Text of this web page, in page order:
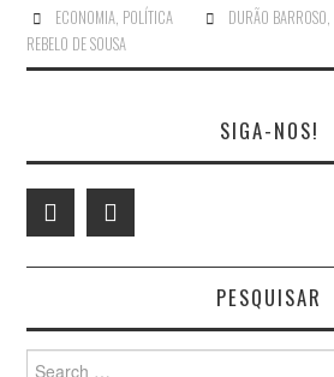
ECONOMIA, POLÍTICA DURÃO BARROSO,
REBELO DE SOUSA
SIGA-NOS!
PESQUISAR
Search